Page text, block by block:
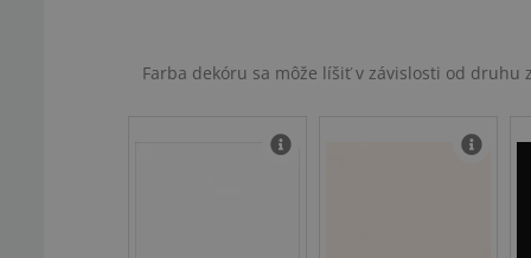
Farba dekóru sa môže líšiť v závislosti od